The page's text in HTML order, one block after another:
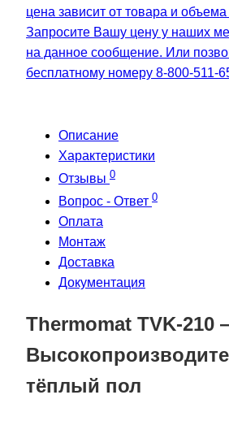
цена зависит от товара и объема
Запросите Вашу цену у наших
на данное сообщение. Или
бесплатному номеру 8-800-511-
Описание
Характеристики
Отзывы 0
Вопрос - Ответ 0
Оплата
Монтаж
Доставка
Документация
Thermomat TVK-210
тёплый пол